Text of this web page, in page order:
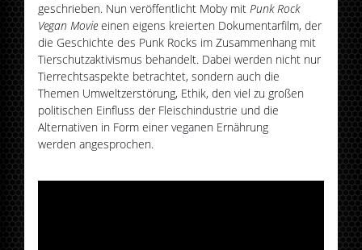
geschrieben. Nun veröffentlicht Moby mitPunk Rock
Vegan Movie einen eigens kreierten Dokumentarfilm, der
die Geschichte des Punk Rocks im Zusammenhang mit
Tierschutzaktivismus behandelt. Dabei werden nicht nur
Tierrechtsaspekte betrachtet, sondern auch die
Themen Umweltzerstörung, Ethik, den viel zu großen
politischen Einfluss der Fleischindustrie und die
Alternativen in Form einer veganen Ernährung
werden angesprochen.